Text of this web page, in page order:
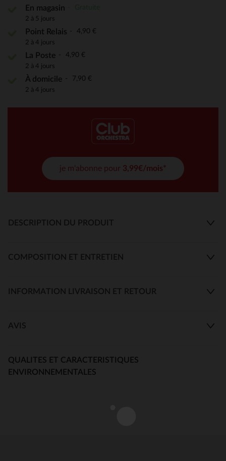
En magasin
2 à 5 jours
Point Relais 4,90 €
2 à 4 jours
La Poste 4,90 €
2 à 4 jours
À domicile 7,90 €
2 à 4 jours
je m'abonne pour 3,99€/mois*
DESCRIPTION DU PRODUIT
COMPOSITION ET ENTRETIEN
INFORMATION LIVRAISON ET RETOUR
AVIS
QUALITES ET CARACTERISTIQUES
ENVIRONNEMENTALES